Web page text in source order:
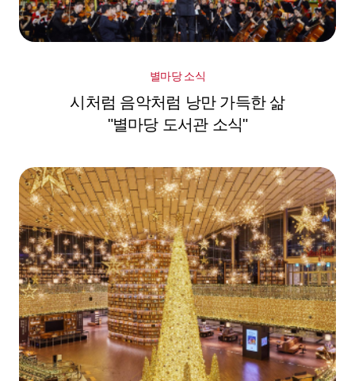
별마당 소식
시처럼 음악처럼 낭만 가득한 삶
"별마당 도서관 소식"